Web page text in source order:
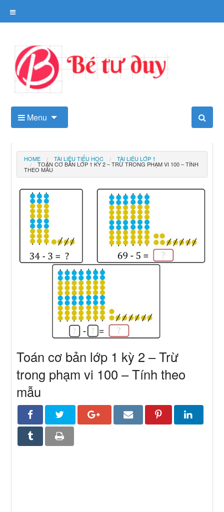
Kho tài liệu tư duy cho trẻ
Menu
HOME TÀI LIỆU TIỂU HỌC TÀI LIỆU LỚP 1
TOÁN CƠ BẢN LỚP 1 KỲ 2 – TRỪ TRONG PHẠM VI 100 – TÍNH
THEO MẪU
Toán cơ bản lớp 1 kỳ 2 – Trừ
trong phạm vi 100 – Tính theo
mẫu